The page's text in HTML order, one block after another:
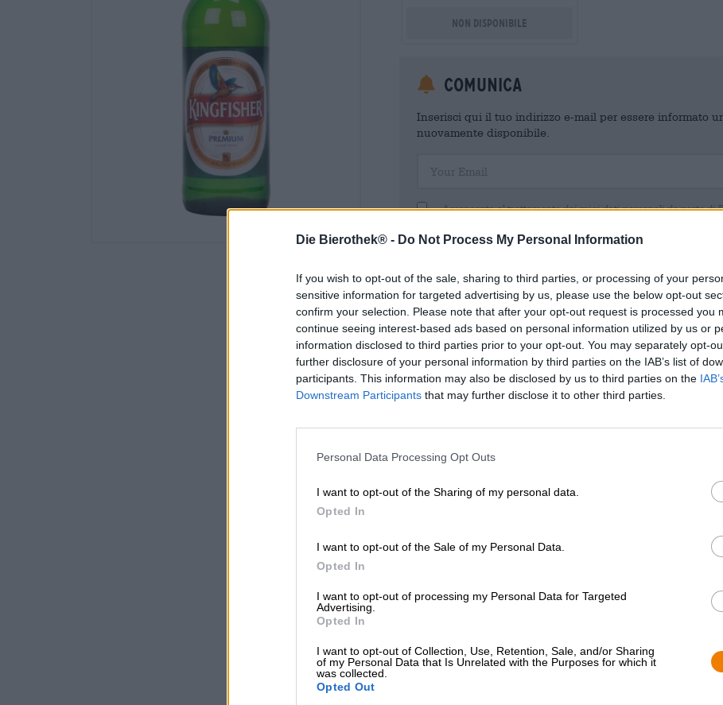
Die Bierothek® - Do Not Process My Personal Information
If you wish to opt-out of the sale, sharing to third parties, or processing of your
sensitive information for targeted advertising by us, please use the below opt-out
confirm your selection. Please note that after your opt-out request is processed you
continue seeing interest-based ads based on personal information utilized by us or
information disclosed to third parties prior to your opt-out. You may separately opt-
further disclosure of your personal information by third parties on the IAB’s list of
participants. This information may also be disclosed by us to third parties on the
Downstream Participants that may further disclose it to other third parties.
Personal Data Processing Opt Outs
I want to opt-out of the Sharing of my personal data.
Opted In
I want to opt-out of the Sale of my Personal Data.
Opted In
I want to opt-out of processing my Personal Data for Targeted
Advertising.
Opted In
I want to opt-out of Collection, Use, Retention, Sale, and/or Sharing
of my Personal Data that Is Unrelated with the Purposes for which it
was collected.
Opted Out
Non disponibile
Comunica
Inserisci qui il tuo indirizzo e-mail per essere informato
nuovamente disponibile.
Acconsento al trattamento dei miei dati personali da parte di
un account cliente. Questo account cliente fornisce una
dati personali. Sono consapevole di poter revocare questo
inviando un'e-mail a shop@bierothek.de. La informiamo che la
trattamento effettuato sulla base del suo consenso fino al
* I prezzi sono comprensivi di IVA. PiùNavigazionepiù
Il birrificio indiano Kingfisher si sta facendo un nome
la sua birra è piuttosto impressionante - e gustosa. La
Lager. È un classico nella gamma del birrificio e una delle
La birra chiara scorre nel bicchiere in una tonalità oro
bianca che crea un piacevole contrasto con la birra
perle attraverso la birra e trasporta un profumo invitante
malto di pane appena sfornato e cereali tostati si
l'erba appena falciata. Il gusto iniziale rivela una birra
luppolata. Il malto morbido accarezza il palato e porta
caramello cremoso. Il luppolo apporta una freschezza
frizzante che compensa elegantemente la dolcezza del
di erba ed erbe aromatiche.
Kingfishers Premium Lager è la birra estiva perfetta: